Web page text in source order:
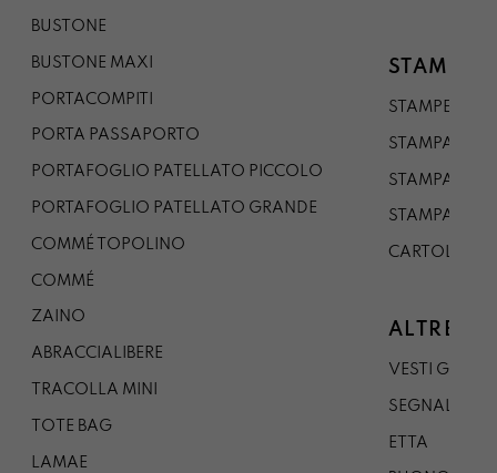
BUSTONE
BUSTONE MAXI
PORTACOMPITI
PORTA PASSAPORTO
PORTAFOGLIO PATELLATO PICCOLO
PORTAFOGLIO PATELLATO GRANDE
COMMÉ TOPOLINO
COMMÉ
ZAINO
ABRACCIALIBERE
TRACOLLA MINI
TOTE BAG
LAMAE
STAMPE
STAMPE A5
STAMPA A3
STAMPA A1
STAMPA A0
CARTOLINA
ALTRE
VESTI
SEGNALIBRO
ETTA